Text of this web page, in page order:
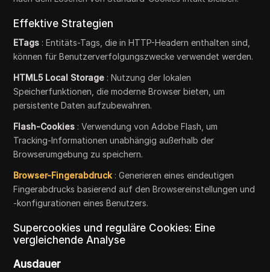
Effektive Strategien
ETags : Entitäts-Tags, die in HTTP-Headern enthalten sind,
können für Benutzerverfolgungszwecke verwendet werden.
HTML5 Local Storage : Nutzung der lokalen
Speicherfunktionen, die moderne Browser bieten, um
persistente Daten aufzubewahren.
Flash-Cookies : Verwendung von Adobe Flash, um
Tracking-Informationen unabhängig außerhalb der
Browserumgebung zu speichern.
Browser-Fingerabdruck : Generieren eines eindeutigen
Fingerabdrucks basierend auf den Browsereinstellungen und
-konfigurationen eines Benutzers.
Supercookies und reguläre Cookies: Eine
vergleichende Analyse
Ausdauer